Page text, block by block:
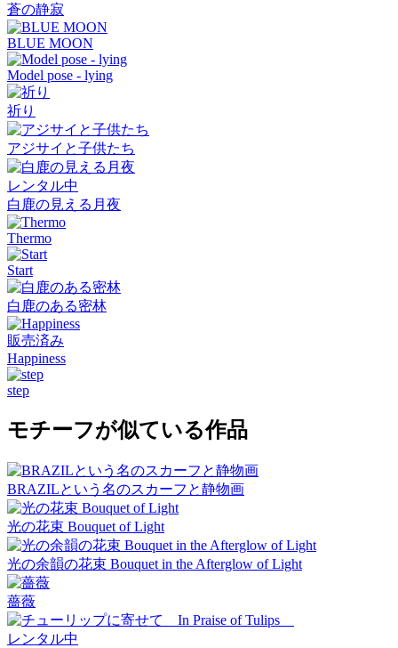
蒼の静寂
BLUE MOON
Model pose - lying
祈り
アジサイと子供たち
レンタル中
白鹿の見える月夜
Thermo
Start
白鹿のある密林
販売済み
Happiness
step
モチーフが似ている作品
BRAZILという名のスカーフと静物画
光の花束 Bouquet of Light
光の余韻の花束 Bouquet in the Afterglow of Light
薔薇
レンタル中